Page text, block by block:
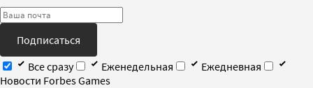
Подписаться
Все сразу
Еженедельная
Ежедневная
Новости Forbes Games